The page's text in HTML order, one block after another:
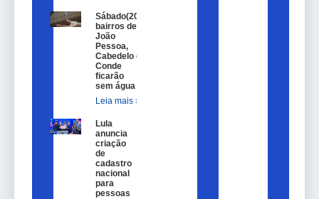
Sábado(20)
bairros de
João
Pessoa,
Cabedelo e
Conde
ficarão
sem água
Leia mais »
Lula
anuncia
criação
de
cadastro
nacional
para
pessoas